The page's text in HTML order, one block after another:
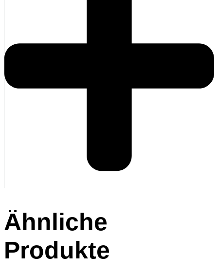
Ähnliche
Produkte